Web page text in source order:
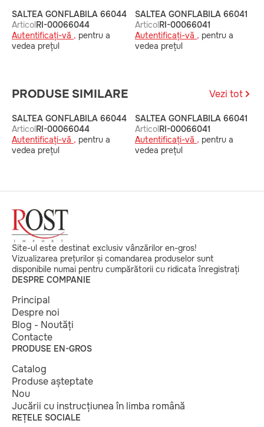
SALTEA GONFLABILA 66044
ArticolRI-00066044
Autentificați-vă , pentru a
vedea prețul
SALTEA GONFLABILA 66041
ArticolRI-00066041
Autentificați-vă , pentru a
vedea prețul
PRODUSE SIMILARE Vezi tot
SALTEA GONFLABILA 66044
ArticolRI-00066044
Autentificați-vă , pentru a
vedea prețul
SALTEA GONFLABILA 66041
ArticolRI-00066041
Autentificați-vă , pentru a
vedea prețul
Site-ul este destinat exclusiv vânzărilor en-gros!
Vizualizarea prețurilor și comandarea produselor sunt
disponibile numai pentru cumpărătorii cu ridicata înregistrați
DESPRE COMPANIE
Principal
Despre noi
Blog - Noutăți
Contacte
PRODUSE EN-GROS
Catalog
Produse așteptate
Nou
Jucării cu instrucțiunea în limba română
REȚELE SOCIALE